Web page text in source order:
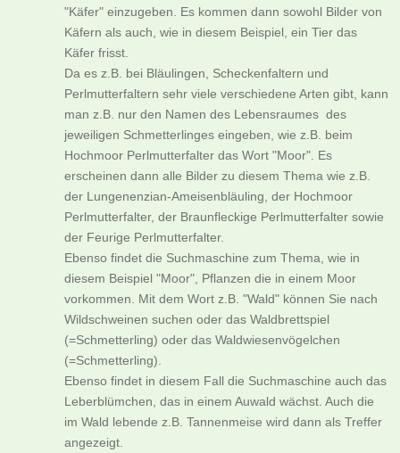
"Käfer" einzugeben. Es kommen dann sowohl Bilder von
Käfern als auch, wie in diesem Beispiel, ein Tier das
Käfer frisst.
Da es z.B. bei Bläulingen, Scheckenfaltern und
Perlmutterfaltern sehr viele verschiedene Arten gibt, kann
man z.B. nur den Namen des Lebensraumes des
jeweiligen Schmetterlinges eingeben, wie z.B. beim
Hochmoor Perlmutterfalter das Wort "Moor". Es
erscheinen dann alle Bilder zu diesem Thema wie z.B.
der Lungenenzian-Ameisenbläuling, der Hochmoor
Perlmutterfalter, der Braunfleckige Perlmutterfalter sowie
der Feurige Perlmutterfalter.
Ebenso findet die Suchmaschine zum Thema, wie in
diesem Beispiel "Moor", Pflanzen die in einem Moor
vorkommen. Mit dem Wort z.B. "Wald" können Sie nach
Wildschweinen suchen oder das Waldbrettspiel
(=Schmetterling) oder das Waldwiesenvögelchen
(=Schmetterling).
Ebenso findet in diesem Fall die Suchmaschine auch das
Leberblümchen, das in einem Auwald wächst. Auch die
im Wald lebende z.B. Tannenmeise wird dann als Treffer
angezeigt.